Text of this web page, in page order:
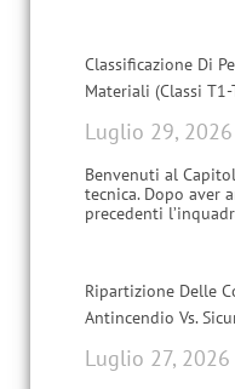
Classificazione Di
Materiali (Classi
Luglio 29, 2026
Benvenuti al
tecnica. Dopo aver
precedenti
Ripartizione Delle
Antincendio Vs.
Luglio 27, 2026